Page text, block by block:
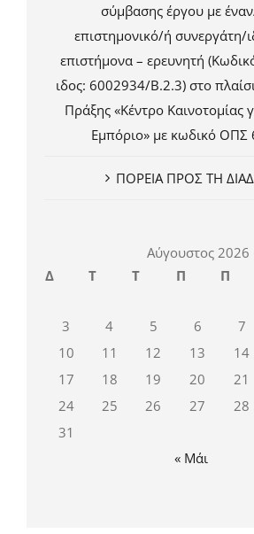
σύμβασης έργου με
επιστημονικό/ή συνεργάτη/
επιστήμονα – ερευνητή
ιδος: 6002934/Β.2.3) στο
Πράξης «Κέντρο Καινοτομίας
Εμπόριο» με κωδικό ΟΠΣ
ΠΟΡΕΙΑ ΠΡΟΣ ΤΗ
Αύγουστος 2026
Δ
Τ Τ Π Π
3
4 5 6 7
10
11 12 13 14
17
18 19 20 21
24
25 26 27 28
31
« Μάι